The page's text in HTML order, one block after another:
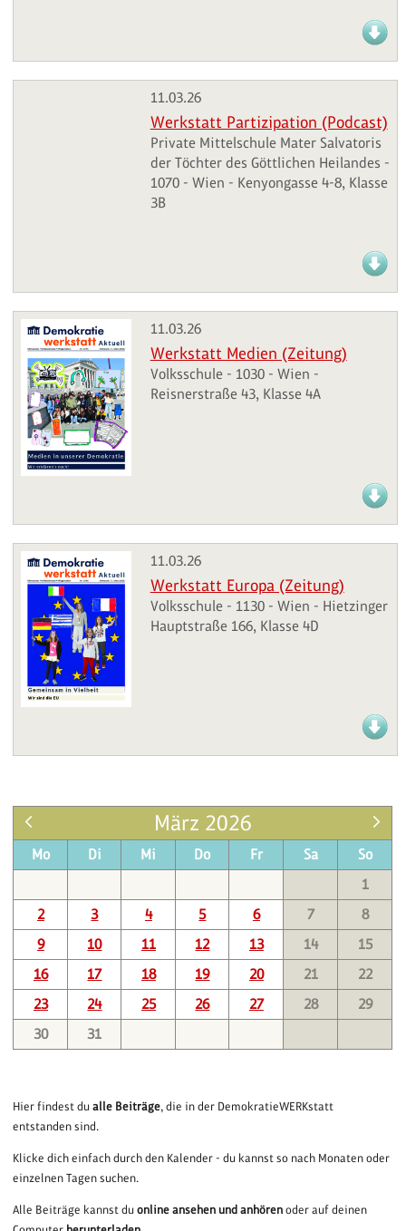
11.03.26
Werkstatt Partizipation (Podcast)
Private Mittelschule Mater Salvatoris
der Töchter des Göttlichen Heilandes -
1070 - Wien - Kenyongasse 4-8, Klasse
3B
11.03.26
Werkstatt Medien (Zeitung)
Volksschule - 1030 - Wien -
Reisnerstraße 43, Klasse 4A
11.03.26
Werkstatt Europa (Zeitung)
Volksschule - 1130 - Wien - Hietzinger
Hauptstraße 166, Klasse 4D
März 2026
Mo Di Mi Do Fr Sa
So
1
2
3 4 5 6 7
8
9
10 11 12 13 14
15
16
17 18 19 20 21
22
23
24 25 26 27 28
29
30
31
Hier findest dualle Beiträge, die in der DemokratieWERKstatt
entstanden sind.
Klicke dich einfach durch den Kalender - du kannst so nach Monaten oder
einzelnen Tagen suchen.
Alle Beiträge kannst duonline ansehen und anhören oder auf deinen